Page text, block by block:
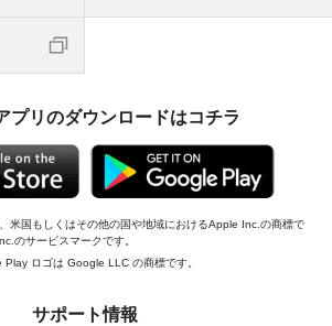
プリのダウンロードはコチラ
米国もしくはその他の国や地域におけるApple Inc.の商標で
のサービスマークです。
ロゴは Google LLC の商標です。
サポート情報